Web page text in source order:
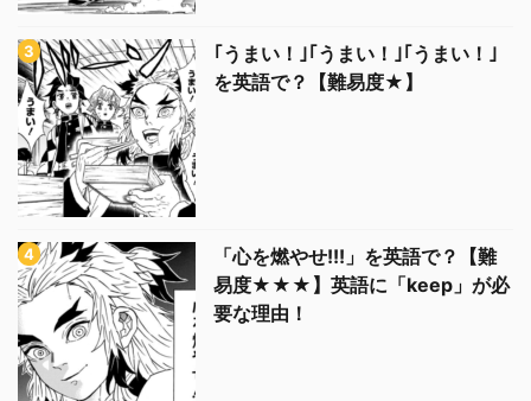
｢うまい！｣｢うまい！｣｢うまい！｣
を英語で？【難易度★】
「心を燃やせ!!!」を英語で？【難
易度★★★】英語に「keep」が必
要な理由！